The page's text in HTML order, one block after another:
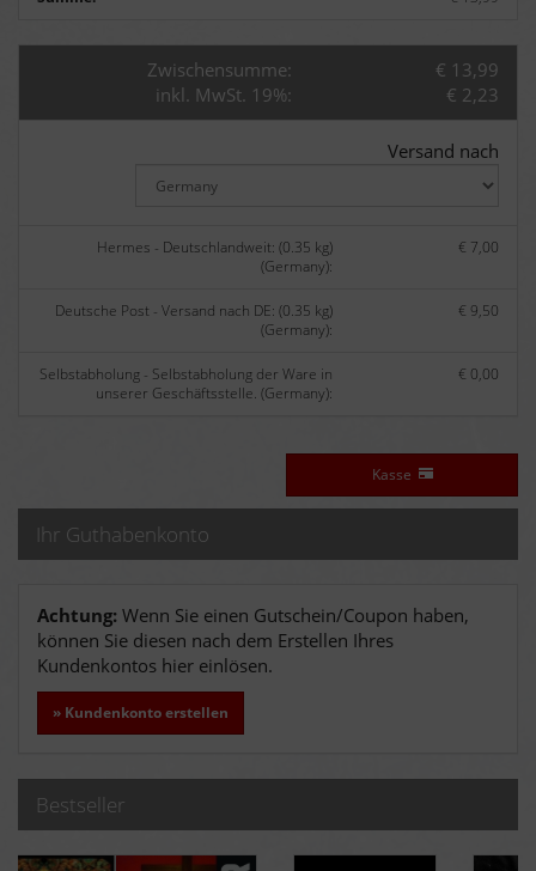
Zwischensumme:
€ 13,99
inkl. MwSt. 19%:
€ 2,23
Versand nach
Hermes - Deutschlandweit: (0.35 kg)
(Germany):
€ 7,00
Deutsche Post - Versand nach DE: (0.35 kg)
(Germany):
€ 9,50
Selbstabholung - Selbstabholung der Ware in
unserer Geschäftsstelle. (Germany):
€ 0,00
Kasse
Ihr Guthabenkonto
Achtung: Wenn Sie einen Gutschein/Coupon haben,
können Sie diesen nach dem Erstellen Ihres
Kundenkontos hier einlösen.
» Kundenkonto erstellen
Bestseller